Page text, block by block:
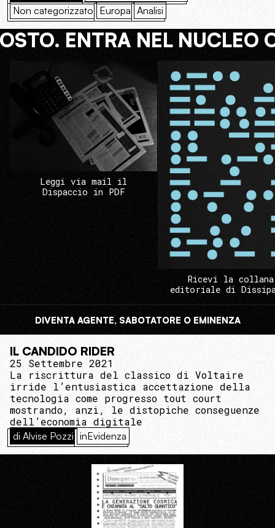
Non categorizzato Europa Analisi
ENTRA NEL NUCLEO
Leggi via mail il
Dispaccio in PDF
Ricevi la collana
editoriale di
DIVENTA AGENTE, SABOTATORE O EMINENZA
IL CANDIDO RIDER
25 Settembre 2021
La riscrittura del classico di Voltaire
irride l’entusiastica accettazione della
tecnologia come progresso tout court
mostrando, anzi, le distopiche conseguenze
dell’economia digitale
di Alvise Pozzi inEvidenza